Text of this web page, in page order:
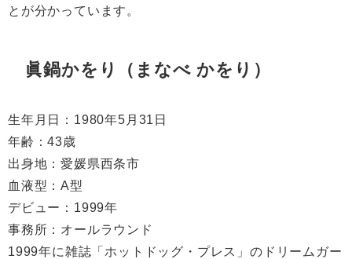
とが分かっています。
眞鍋かをり（まなべ かをり）
生年月日： 1980年5 月 31 日
年齢：43歳
出身地：愛媛県西条市
血液型：A型
デビュー： 1999年
事務所：オールラウンド
1999年に雑誌「ホットドッグ・プレス」のドリームガー